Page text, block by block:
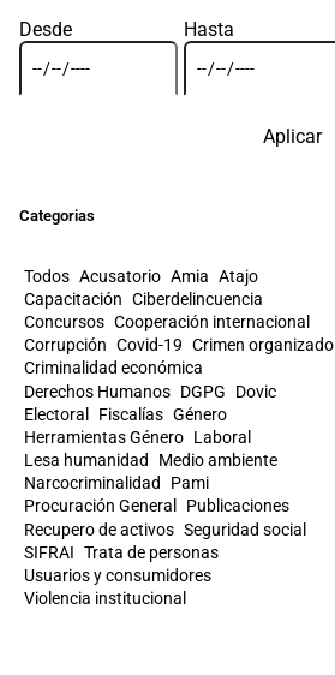
Desde Hasta
Aplicar
Categorias
Todos Acusatorio Amia Atajo
Capacitación Ciberdelincuencia
Concursos Cooperación internacional
Corrupción Covid-19 Crimen organizado
Criminalidad económica
Derechos Humanos DGPG
Dovic
Electoral
Fiscalías Género
Herramientas Género Laboral
Lesa humanidad
Medio ambiente
Narcocriminalidad
Pami
Procuración General
Publicaciones
Recupero de activos Seguridad social
SIFRAI Trata de personas
Usuarios y consumidores
Violencia institucional